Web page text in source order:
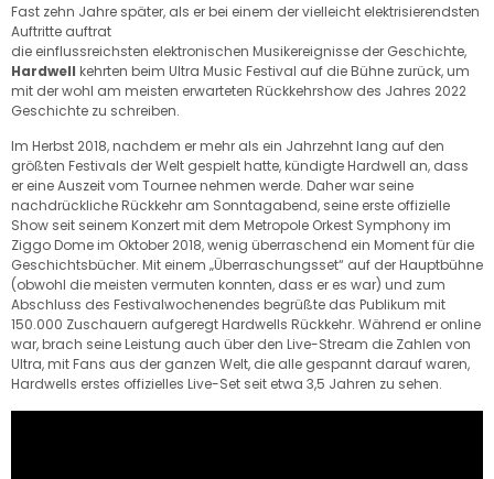
Fast zehn Jahre später, als er bei einem der vielleicht elektrisierendsten
Auftritte auftrat
die einflussreichsten elektronischen Musikereignisse der Geschichte,
Hardwell kehrten beim Ultra Music Festival auf die Bühne zurück, um
mit der wohl am meisten erwarteten Rückkehrshow des Jahres 2022
Geschichte zu schreiben.
Im Herbst 2018, nachdem er mehr als ein Jahrzehnt lang auf den
größten Festivals der Welt gespielt hatte, kündigte Hardwell an, dass
er eine Auszeit vom Tournee nehmen werde. Daher war seine
nachdrückliche Rückkehr am Sonntagabend, seine erste offizielle
Show seit seinem Konzert mit dem Metropole Orkest Symphony im
Ziggo Dome im Oktober 2018, wenig überraschend ein Moment für die
Geschichtsbücher. Mit einem „Überraschungsset“ auf der Hauptbühne
(obwohl die meisten vermuten konnten, dass er es war) und zum
Abschluss des Festivalwochenendes begrüßte das Publikum mit
150.000 Zuschauern aufgeregt Hardwells Rückkehr. Während er online
war, brach seine Leistung auch über den Live-Stream die Zahlen von
Ultra, mit Fans aus der ganzen Welt, die alle gespannt darauf waren,
Hardwells erstes offizielles Live-Set seit etwa 3,5 Jahren zu sehen.